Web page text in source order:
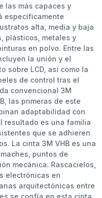
las más capaces y
específicamente
alta, media y baja
plásticos, metales y
en polvo. Entre las
la unión y el
sobre LCD, así como la
de control tras el
convencional 3M
las primeras de este
adaptabilidad con
resultado es una familia
que se adhieren
La cinta 3M VHB es una
puntos de
mecánica. Rascacielos,
electrónicas en
arquitectónicas entre
se confía en esta cinta